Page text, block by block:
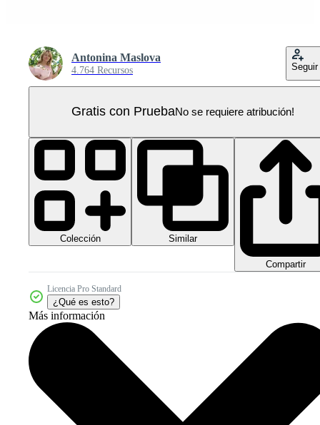
Antonina Maslova
4.764 Recursos Seguir
Gratis con PruebaNo se requiere atribución!
Colección Similar
Compartir
Licencia Pro Standard
¿Qué es esto?
Más información